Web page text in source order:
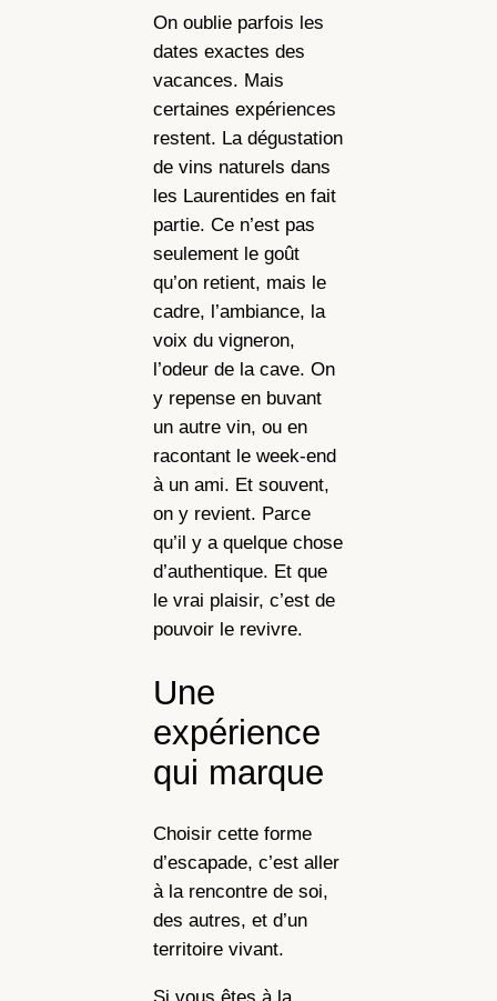
On oublie parfois les
dates exactes des
vacances. Mais
certaines expériences
restent. La dégustation
de vins naturels dans
les Laurentides en fait
partie. Ce n’est pas
seulement le goût
qu’on retient, mais le
cadre, l’ambiance, la
voix du vigneron,
l’odeur de la cave. On
y repense en buvant
un autre vin, ou en
racontant le week-end
à un ami. Et souvent,
on y revient. Parce
qu’il y a quelque chose
d’authentique. Et que
le vrai plaisir, c’est de
pouvoir le revivre.
Une
expérience
qui marque
Choisir cette forme
d’escapade, c’est aller
à la rencontre de soi,
des autres, et d’un
territoire vivant.